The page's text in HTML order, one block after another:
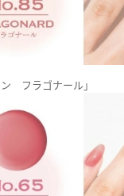
ン フラゴナール」